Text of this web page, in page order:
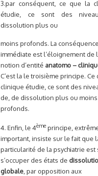
3.par conséquent, ce que la
étudie, ce sont des
dissolution plus ou
moins profonds. La conséquence
immédiate est l’éloignement de
notion d’entité anatomo –
C’est la le troisième principe. Ce
clinique étudie, ce sont des
de, de dissolution plus ou moins
profonds.
4. Enfin, le 4ème principe,
important, insiste sur le fait que
particularité de la psychiatrie est
s’occuper des états de
globale, par opposition aux